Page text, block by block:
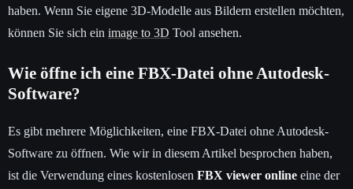
haben. Wenn Sie eigene 3D-Modelle aus Bildern erstellen möchten,
können Sie sich ein image to 3D Tool ansehen.
Wie öffne ich eine FBX-Datei ohne Autodesk-
Software?
Es gibt mehrere Möglichkeiten, eine FBX-Datei ohne Autodesk-
Software zu öffnen. Wie wir in diesem Artikel besprochen haben,
ist die Verwendung eines kostenlosen FBX viewer online eine der